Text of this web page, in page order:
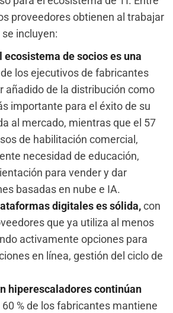
proveedores obtienen al trabajar
incluyen:
ecosistema de socios es una
de los ejecutivos de fabricantes
añadido de la distribución como
importante para el éxito de su
al mercado, mientras que el 57
de habilitación comercial,
necesidad de educación,
para vender y dar
basadas en nube e IA.
digitales es sólida,con
que ya utiliza al menos
activamente opciones para
en línea, gestión del ciclo de
hiperescaladorescontinúan
60 % de los fabricantes mantiene